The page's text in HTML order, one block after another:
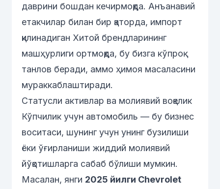
даврини бошдан кечирмоқда. Анъанавий
етакчилар билан бир қаторда, импорт
қилинадиган Хитой брендларининг
машҳурлиги ортмоқда, бу бизга кўпроқ
танлов беради, аммо ҳимоя масаласини
мураккаблаштиради.
Статусли активлар ва молиявий воқелик
Кўпчилик учун автомобиль — бу бизнес
воситаси, шунинг учун унинг бузилиши
ёки ўғирланиши жиддий молиявий
йўқотишларга сабаб бўлиши мумкин.
Масалан, янги 2025 йилги Chevrolet